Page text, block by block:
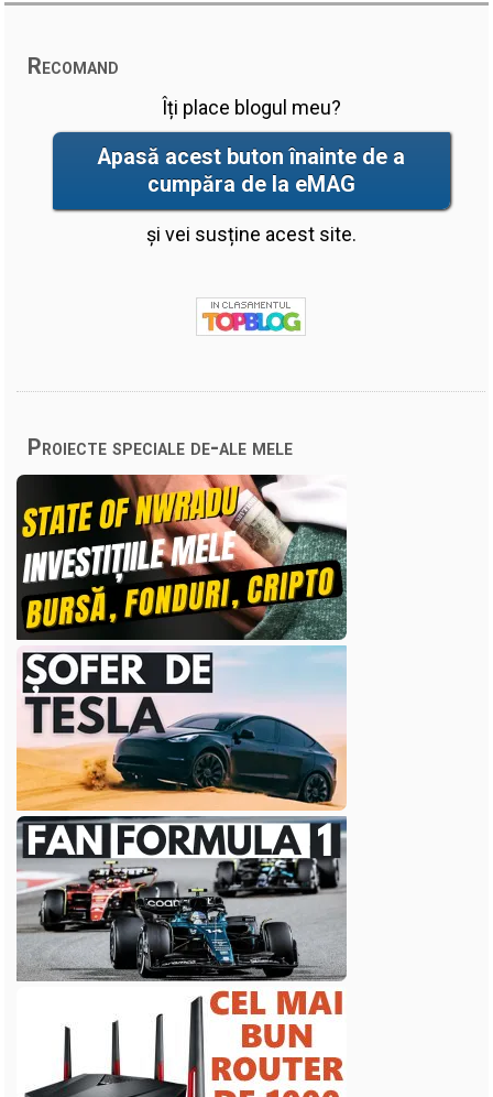
Recomand
Îți place blogul meu?
Apasă acest buton înainte de a
cumpăra de la eMAG
și vei susține acest site.
Proiecte speciale de-ale mele